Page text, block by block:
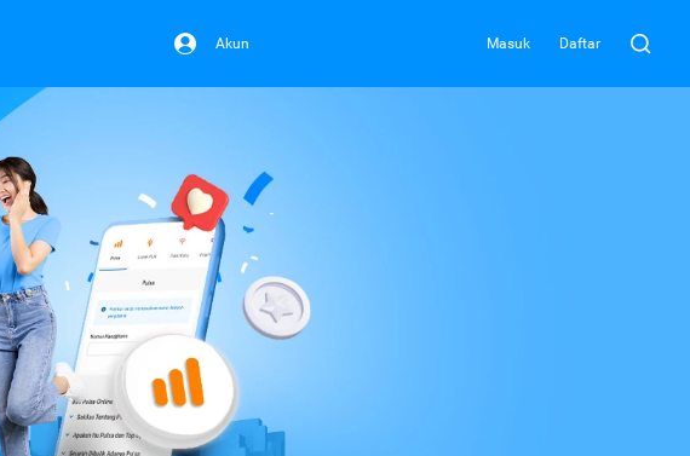
Akun Masuk Daftar